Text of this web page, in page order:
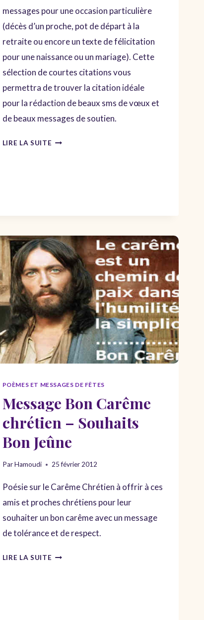
messages pour une occasion particulière
(décès d’un proche, pot de départ à la
retraite ou encore un texte de félicitation
pour une naissance ou un mariage). Cette
sélection de courtes citations vous
permettra de trouver la citation idéale
pour la rédaction de beaux sms de vœux et
de beaux messages de soutien.
LIRE LA SUITE CITATIONS
POÈMES ET MESSAGES DE FÊTES
Message Bon Carême
chrétien – Souhaits
Bon Jeûne
Par Hamoudi 25 février 2012
Poésie sur le Carême Chrétien à offrir à ces
amis et proches chrétiens pour leur
souhaiter un bon carême avec un message
de tolérance et de respect.
LIRE LA SUITE MESSAGE